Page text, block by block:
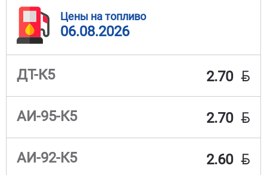
Цены на топливо
06.08.2026
ДТ-К5 2.70 BYN
АИ-95-К5 2.70 BYN
АИ-92-К5 2.60 BYN